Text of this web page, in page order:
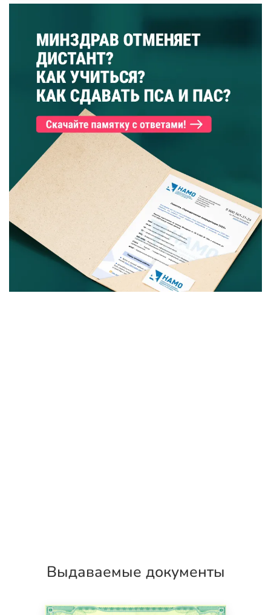
Выдаваемые документы